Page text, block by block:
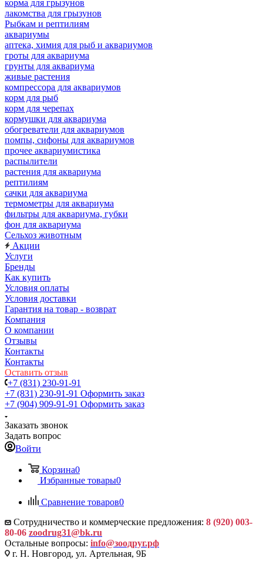
корма для грызунов
лакомства для грызунов
Рыбкам и рептилиям
аквариумы
аптека, химия для рыб и аквариумов
гроты для аквариума
грунты для аквариума
живые растения
компрессора для аквариумов
корм для рыб
корм для черепах
кормушки для аквариума
обогреватели для аквариумов
помпы, сифоны для аквариумов
прочее аквариумистика
распылители
растения для аквариума
рептилиям
сачки для аквариума
термометры для аквариума
фильтры для аквариума, губки
фон для аквариума
Сельхоз животным
Акции
Услуги
Бренды
Как купить
Условия оплаты
Условия доставки
Гарантия на товар - возврат
Компания
О компании
Отзывы
Контакты
Контакты
Оставить отзыв
+7 (831) 230-91-91
+7 (831) 230-91-91 Оформить заказ
+7 (904) 909-91-91 Оформить заказ
Заказать звонок
Задать вопрос
Войти
Корзина0
Избранные товары0
Сравнение товаров0
Сотрудничество и коммерческие предложения: 8 (920) 003-
80-06 zoodrug31@bk.ru
Остальные вопросы: info@зоодруг.рф
г. Н. Новгород, ул. Артельная, 9Б